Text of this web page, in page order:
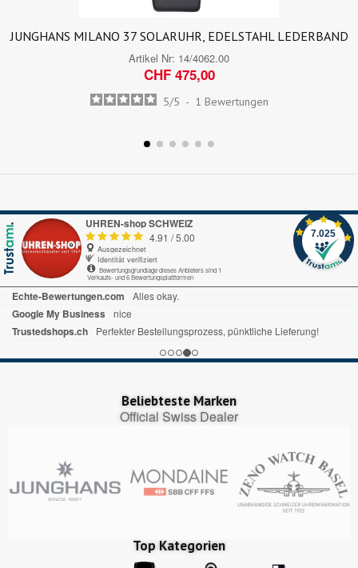
JUNGHANS MILANO 37 SOLARUHR, EDELSTAHL LEDERBAND
Artikel Nr: 14/4062.00
CHF 475,00
5/5 - 1 Bewertungen
UHREN-shop SCHWEIZ
4.91 /5.00
Ausgezeichnet
Identität verifiziert
Bewertungsgrundlage dieses Anbieters sind 1
Verkaufs- und 6 Bewertungsplattformen
7.025
Echte-Bewertungen.com Alles okay.
Google My Business nice
Trustedshops.ch Perfekter Bestellungsprozess, pünktliche Lieferung!
Beliebteste Marken
Official Swiss Dealer
Top Kategorien